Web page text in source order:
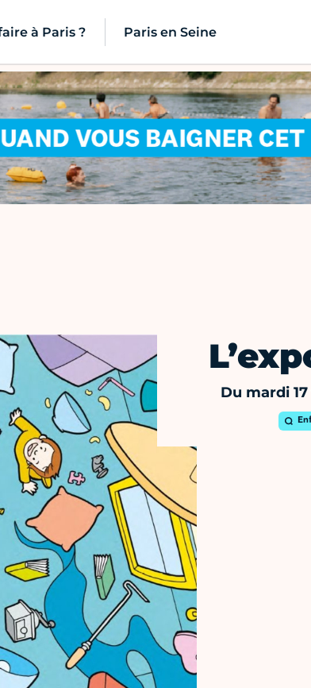
à Paris ? Paris en Seine
Du mardi